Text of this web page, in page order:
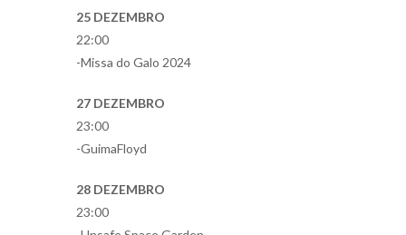
25 DEZEMBRO
22:00
-Missa do Galo 2024
27 DEZEMBRO
23:00
-GuimaFloyd
28 DEZEMBRO
23:00